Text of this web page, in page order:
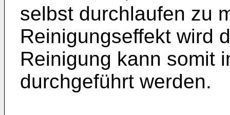
selbst durchlaufen zu
Reinigungseffekt wird
Reinigung kann somit
durchgeführt werden.